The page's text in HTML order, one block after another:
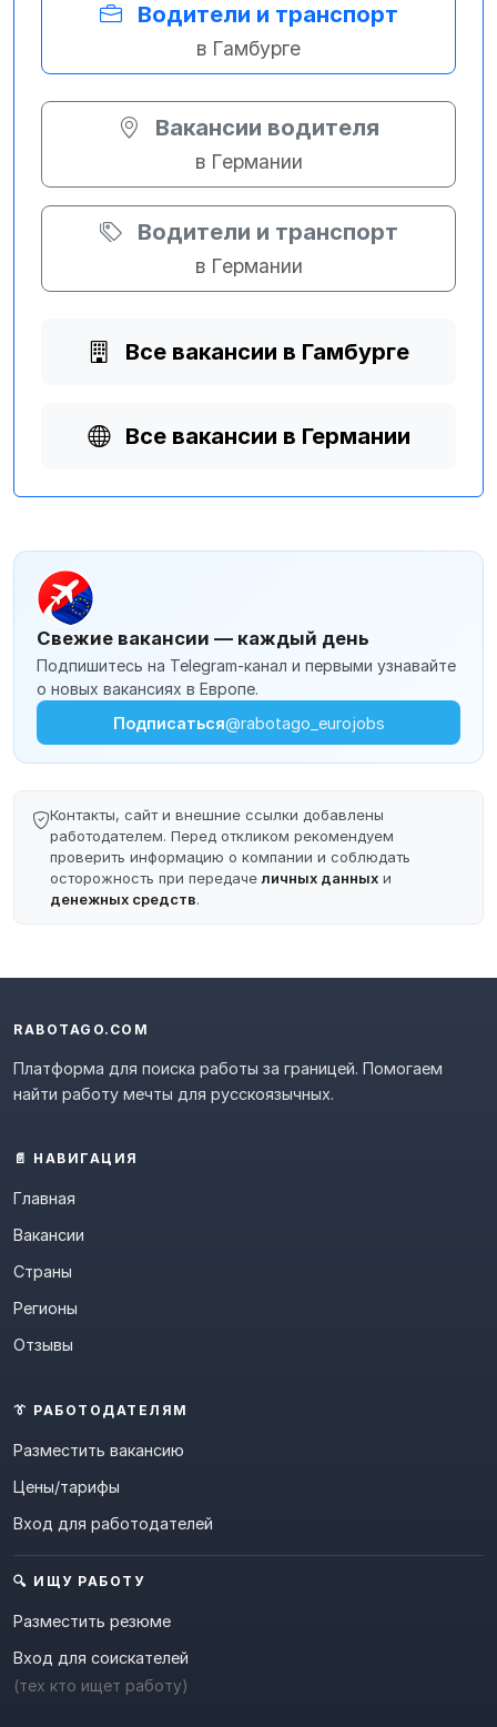
Водители и транспорт
в Гамбурге
Вакансии водителя
в Германии
Водители и транспорт
в Германии
Все вакансии в Гамбурге
Все вакансии в Германии
Свежие вакансии — каждый день
Подпишитесь на Telegram-канал и первыми узнавайте
о новых вакансиях в Европе.
Подписаться@rabotago_eurojobs
Контакты, сайт и внешние ссылки добавлены
работодателем. Перед откликом рекомендуем
проверить информацию о компании и соблюдать
осторожность при передачеличных данных и
денежных средств.
RABOTAGO.COM
Платформа для поиска работы за границей. Помогаем
найти работу мечты для русскоязычных.
📄 НАВИГАЦИЯ
Главная
Вакансии
Страны
Регионы
Отзывы
👔 РАБОТОДАТЕЛЯМ
Разместить вакансию
Цены/тарифы
Вход для работодателей
🔍 ИЩУ РАБОТУ
Разместить резюме
Вход для соискателей
(тех кто ищет работу)